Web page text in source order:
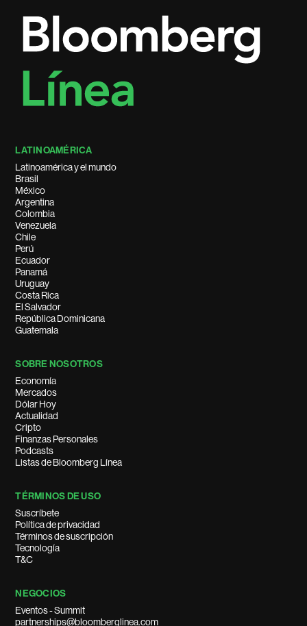
LATINOAMÉRICA
Latinoamérica y el mundo
Brasil
México
Argentina
Colombia
Venezuela
Chile
Perú
Ecuador
Panamá
Uruguay
Costa Rica
El Salvador
República Dominicana
Guatemala
SOBRE NOSOTROS
Economía
Mercados
Dólar Hoy
Actualidad
Cripto
Finanzas Personales
Podcasts
Listas de Bloomberg Línea
TÉRMINOS DE USO
Suscríbete
Política de privacidad
Términos de suscripción
Tecnología
T&C
NEGOCIOS
Eventos - Summit
partnerships@bloomberglinea.com